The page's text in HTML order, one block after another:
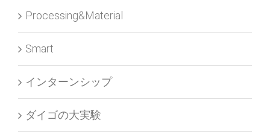
Processing&Material
Smart
インターンシップ
ダイゴの大実験